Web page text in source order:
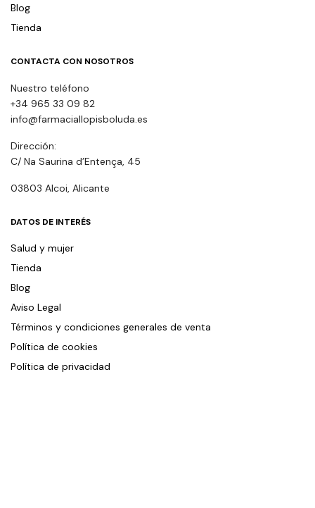
Blog
Tienda
CONTACTA CON NOSOTROS
Nuestro teléfono
+34 965 33 09 82
info@farmaciallopisboluda.es
Dirección:
C/ Na Saurina d’Entença, 45
03803 Alcoi, Alicante
DATOS DE INTERÉS
Salud y mujer
Tienda
Blog
Aviso Legal
Términos y condiciones generales de venta
Política de cookies
Política de privacidad